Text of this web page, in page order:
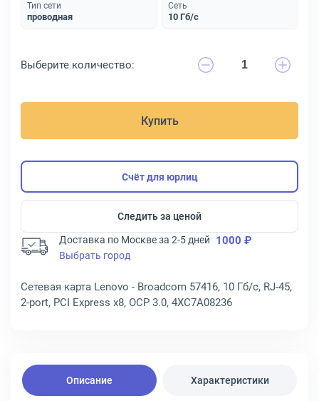
Тип сети
проводная
Сеть
10 Гб/с
Выберите количество:
Купить
Счёт для юрлиц
Следить за ценой
Доставка по Москве за 2-5 дней 1000 ₽
Выбрать город
Сетевая карта Lenovo - Broadcom 57416, 10 Гб/с, RJ-45,
2-port, PCI Express x8, OCP 3.0, 4XC7A08236
Описание Характеристики